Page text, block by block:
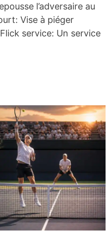
l’adversaire au
Vise à piéger
service: Un service